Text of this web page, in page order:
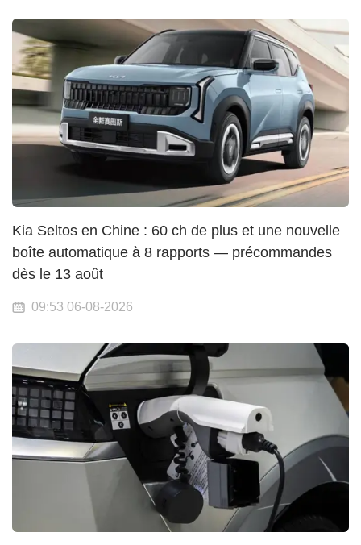
Kia Seltos en Chine : 60 ch de plus et une nouvelle
boîte automatique à 8 rapports — précommandes
dès le 13 août
09:53 06-08-2026